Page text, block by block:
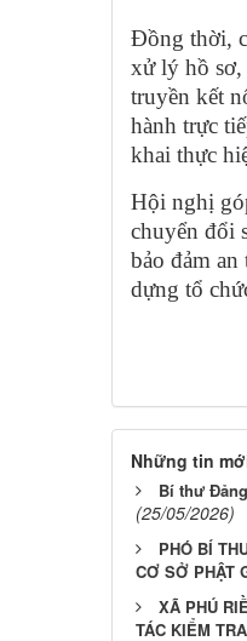
Đồng thời,
xử lý hồ sơ,
truyền kết
hành trực
khai thực
Hội nghị
chuyển đổi
bảo đảm
dựng tổ
Những tin
Bí thư
(25/05/2026)
PHÓ BÍ
CƠ SỞ PHẬT
XÃ PHÚ
TÁC KIỂM